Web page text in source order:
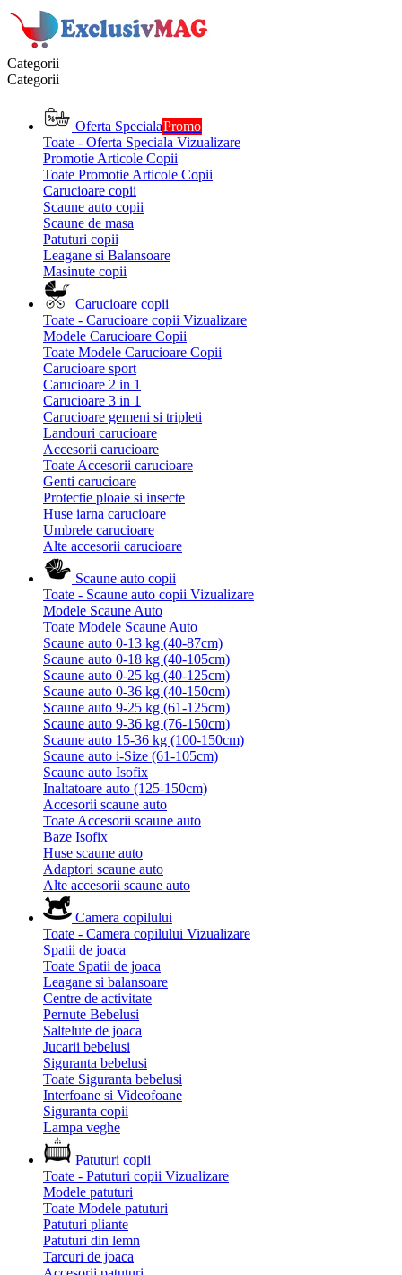
Categorii
Categorii
Oferta SpecialaPromo
Toate - Oferta Speciala Vizualizare
Promotie Articole Copii
Toate Promotie Articole Copii
Carucioare copii
Scaune auto copii
Scaune de masa
Patuturi copii
Leagane si Balansoare
Masinute copii
Carucioare copii
Toate - Carucioare copii Vizualizare
Modele Carucioare Copii
Toate Modele Carucioare Copii
Carucioare sport
Carucioare 2 in 1
Carucioare 3 in 1
Carucioare gemeni si tripleti
Landouri carucioare
Accesorii carucioare
Toate Accesorii carucioare
Genti carucioare
Protectie ploaie si insecte
Huse iarna carucioare
Umbrele carucioare
Alte accesorii carucioare
Scaune auto copii
Toate - Scaune auto copii Vizualizare
Modele Scaune Auto
Toate Modele Scaune Auto
Scaune auto 0-13 kg (40-87cm)
Scaune auto 0-18 kg (40-105cm)
Scaune auto 0-25 kg (40-125cm)
Scaune auto 0-36 kg (40-150cm)
Scaune auto 9-25 kg (61-125cm)
Scaune auto 9-36 kg (76-150cm)
Scaune auto 15-36 kg (100-150cm)
Scaune auto i-Size (61-105cm)
Scaune auto Isofix
Inaltatoare auto (125-150cm)
Accesorii scaune auto
Toate Accesorii scaune auto
Baze Isofix
Huse scaune auto
Adaptori scaune auto
Alte accesorii scaune auto
Camera copilului
Toate - Camera copilului Vizualizare
Spatii de joaca
Toate Spatii de joaca
Leagane si balansoare
Centre de activitate
Pernute Bebelusi
Saltelute de joaca
Jucarii bebelusi
Siguranta bebelusi
Toate Siguranta bebelusi
Interfoane si Videofoane
Siguranta copii
Lampa veghe
Patuturi copii
Toate - Patuturi copii Vizualizare
Modele patuturi
Toate Modele patuturi
Patuturi pliante
Patuturi din lemn
Tarcuri de joaca